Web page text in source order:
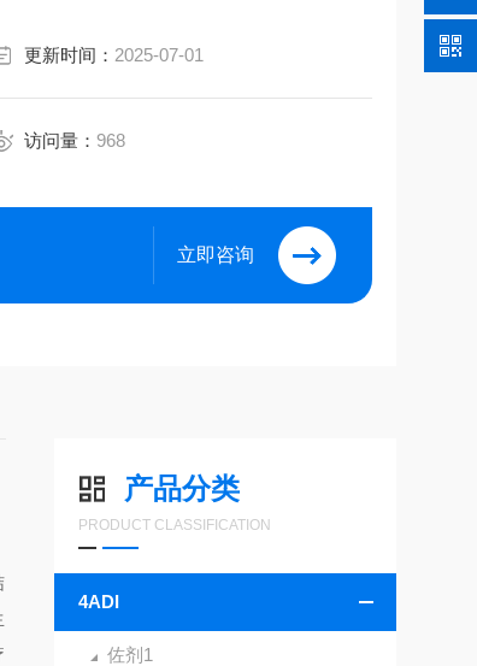
更新时间： 2025-07-01
访问量： 968
立即咨询
产品分类
PRODUCT CLASSIFICATION
4ADI
佐剂1